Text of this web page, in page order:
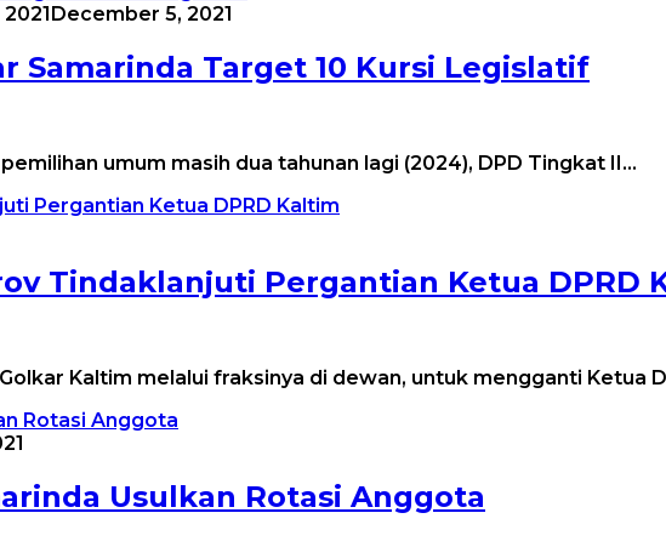
December 5, 2021
Samarinda Target 10 Kursi Legislatif
umum masih dua tahunan lagi (2024), DPD Tingkat II…
Tindaklanjuti Pergantian Ketua DPRD
Kaltim melalui fraksinya di dewan, untuk mengganti Ketua
Usulkan Rotasi Anggota